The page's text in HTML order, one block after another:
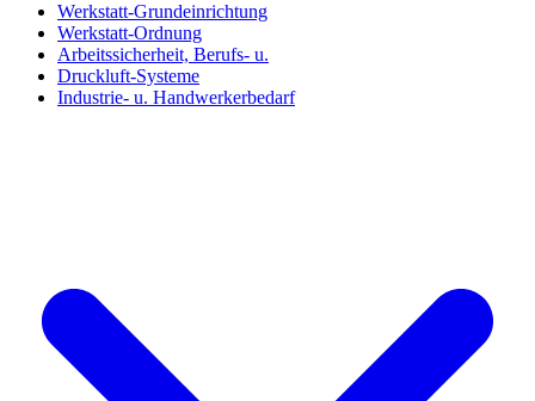
Werkstatt-Grundeinrichtung
Werkstatt-Ordnung
Arbeitssicherheit, Berufs- u.
Druckluft-Systeme
Industrie- u. Handwerkerbedarf